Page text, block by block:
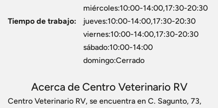
Tiempo de trabajo:
miércoles:10:00-14:00,17:30-20:30
jueves:10:00-14:00,17:30-20:30
viernes:10:00-14:00,17:30-20:30
sábado:10:00-14:00
domingo:Cerrado
Acerca de Centro Veterinario RV
Centro Veterinario RV, se encuentra en C. Sagunto, 73,